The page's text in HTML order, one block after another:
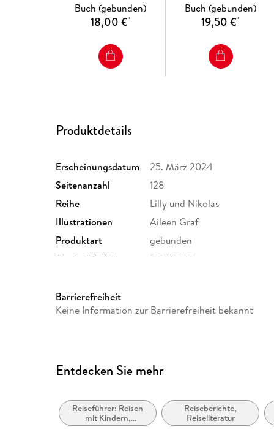
Abwegen
Buch (gebunden)
18,00 €*
Buch (gebunden)
19,50 €*
Produktdetails
Erscheinungsdatum 25. März 2024
Seitenanzahl
128
Reihe
Lilly und Nikolas
Illustrationen
Aileen Graf
Produktart
gebunden
Größe (L/B/H)
218/155/20 mm
butzemann.de
Barrierefreiheit
Keine Information zur Barrierefreiheit bekannt
Entdecken Sie mehr
Reiseführer: Reisen
mit Kindern,
Familienurlaub
Reiseberichte,
Reiseliteratur